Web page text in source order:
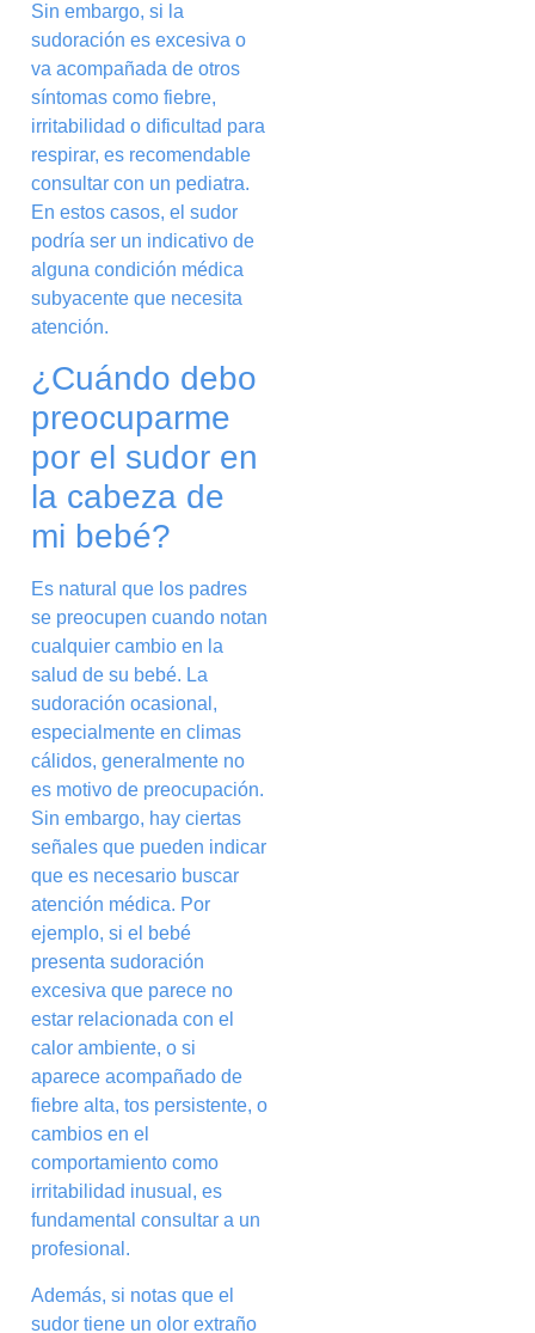
Sin embargo, si la
sudoración es excesiva o
va acompañada de otros
síntomas como fiebre,
irritabilidad o dificultad para
respirar, es recomendable
consultar con un pediatra.
En estos casos, el sudor
podría ser un indicativo de
alguna condición médica
subyacente que necesita
atención.
¿Cuándo debo
preocuparme
por el sudor en
la cabeza de
mi bebé?
Es natural que los padres
se preocupen cuando notan
cualquier cambio en la
salud de su bebé. La
sudoración ocasional,
especialmente en climas
cálidos, generalmente no
es motivo de preocupación.
Sin embargo, hay ciertas
señales que pueden indicar
que es necesario buscar
atención médica. Por
ejemplo, si el bebé
presenta sudoración
excesiva que parece no
estar relacionada con el
calor ambiente, o si
aparece acompañado de
fiebre alta, tos persistente, o
cambios en el
comportamiento como
irritabilidad inusual, es
fundamental consultar a un
profesional.
Además, si notas que el
sudor tiene un olor extraño